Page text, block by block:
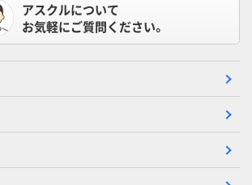
アスクルについて
お気軽にご質問ください。